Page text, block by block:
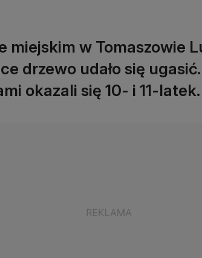
miejskim w Tomaszowie
drzewo udało się
okazali się 10- i 11-